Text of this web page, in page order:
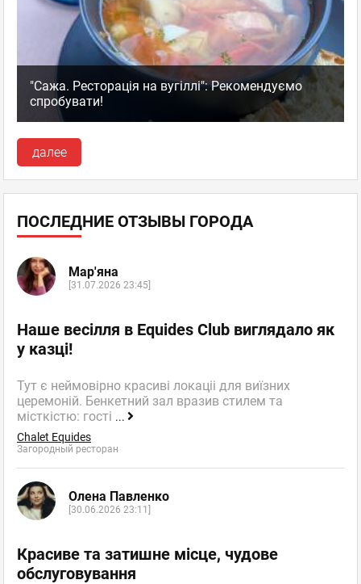
"Сажа. Ресторація на вугіллі": Рекомендуємо
спробувати!
далее
ПОСЛЕДНИЕ ОТЗЫВЫ ГОРОДА
Мар'яна
[31.07.2026 23:45]
Наше весілля в Equides Club виглядало як
у казці!
Тут є неймовірно красиві локаціі для виїзних
церемоній. Бенкетний зал вразив стилем та
місткістю: гості ...
Chalet Equides
Загородный ресторан
Олена Павленко
[30.06.2026 23:11]
Красиве та затишне місце, чудове
обслуговування